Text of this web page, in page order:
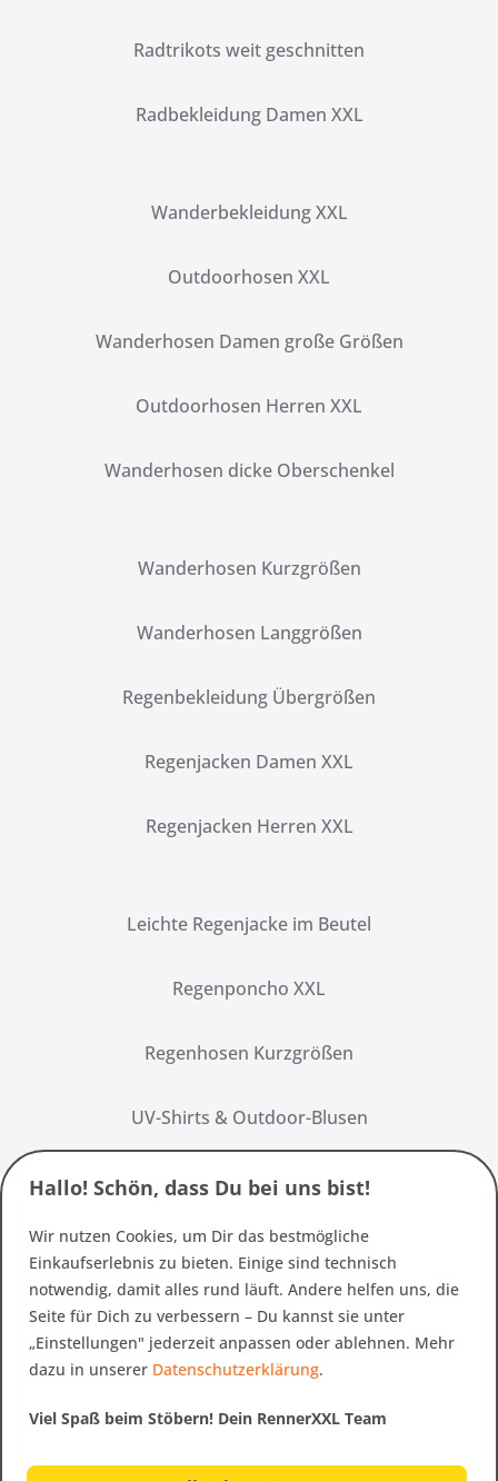
Radtrikots weit geschnitten
Radbekleidung Damen XXL
Wanderbekleidung XXL
Outdoorhosen XXL
Wanderhosen Damen große Größen
Outdoorhosen Herren XXL
Wanderhosen dicke Oberschenkel
Wanderhosen Kurzgrößen
Wanderhosen Langgrößen
Regenbekleidung Übergrößen
Regenjacken Damen XXL
Regenjacken Herren XXL
Leichte Regenjacke im Beutel
Regenponcho XXL
Regenhosen Kurzgrößen
UV-Shirts & Outdoor-Blusen
Hallo! Schön, dass Du bei uns bist!
Wir nutzen Cookies, um Dir das bestmögliche
Einkaufserlebnis zu bieten. Einige sind technisch
notwendig, damit alles rund läuft. Andere helfen uns, die
Seite für Dich zu verbessern – Du kannst sie unter
„Einstellungen" jederzeit anpassen oder ablehnen. Mehr
dazu in unserer Datenschutzerklärung.
Viel Spaß beim Stöbern! Dein RennerXXL Team